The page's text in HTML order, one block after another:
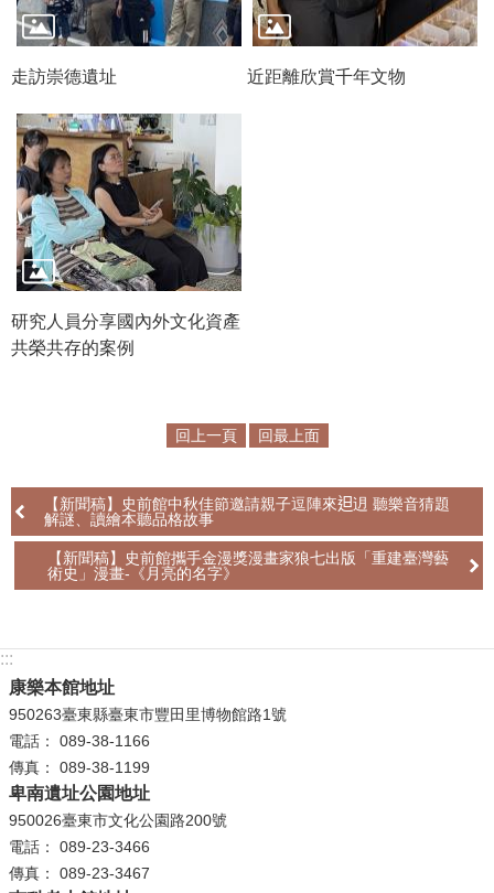
訊
安
全
告
為
民
服
務
白
書
訊
語系
走訪崇德遺址 近距離欣賞千年文物
研究人員分享國內外文化資產
共榮共存的案例
回上一頁 回最上面
【新聞稿】史前館中秋佳節邀請親子逗陣來𨑨迌 聽樂音猜題
解謎、讀繪本聽品格故事
【新聞稿】史前館攜手金漫獎漫畫家狼七出版「重建臺灣藝
術史」漫畫-《月亮的名字》
:::
康樂本館地址
950263臺東縣臺東市豐田里博物館路1號
電話： 089-38-1166
傳真： 089-38-1199
卑南遺址公園地址
950026臺東市文化公園路200號
電話： 089-23-3466
傳真： 089-23-3467